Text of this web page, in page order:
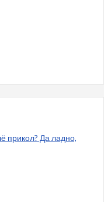
прикол? Да ладно,